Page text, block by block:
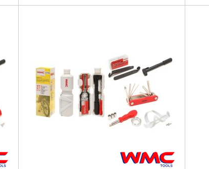
Вес брутто: 660 г